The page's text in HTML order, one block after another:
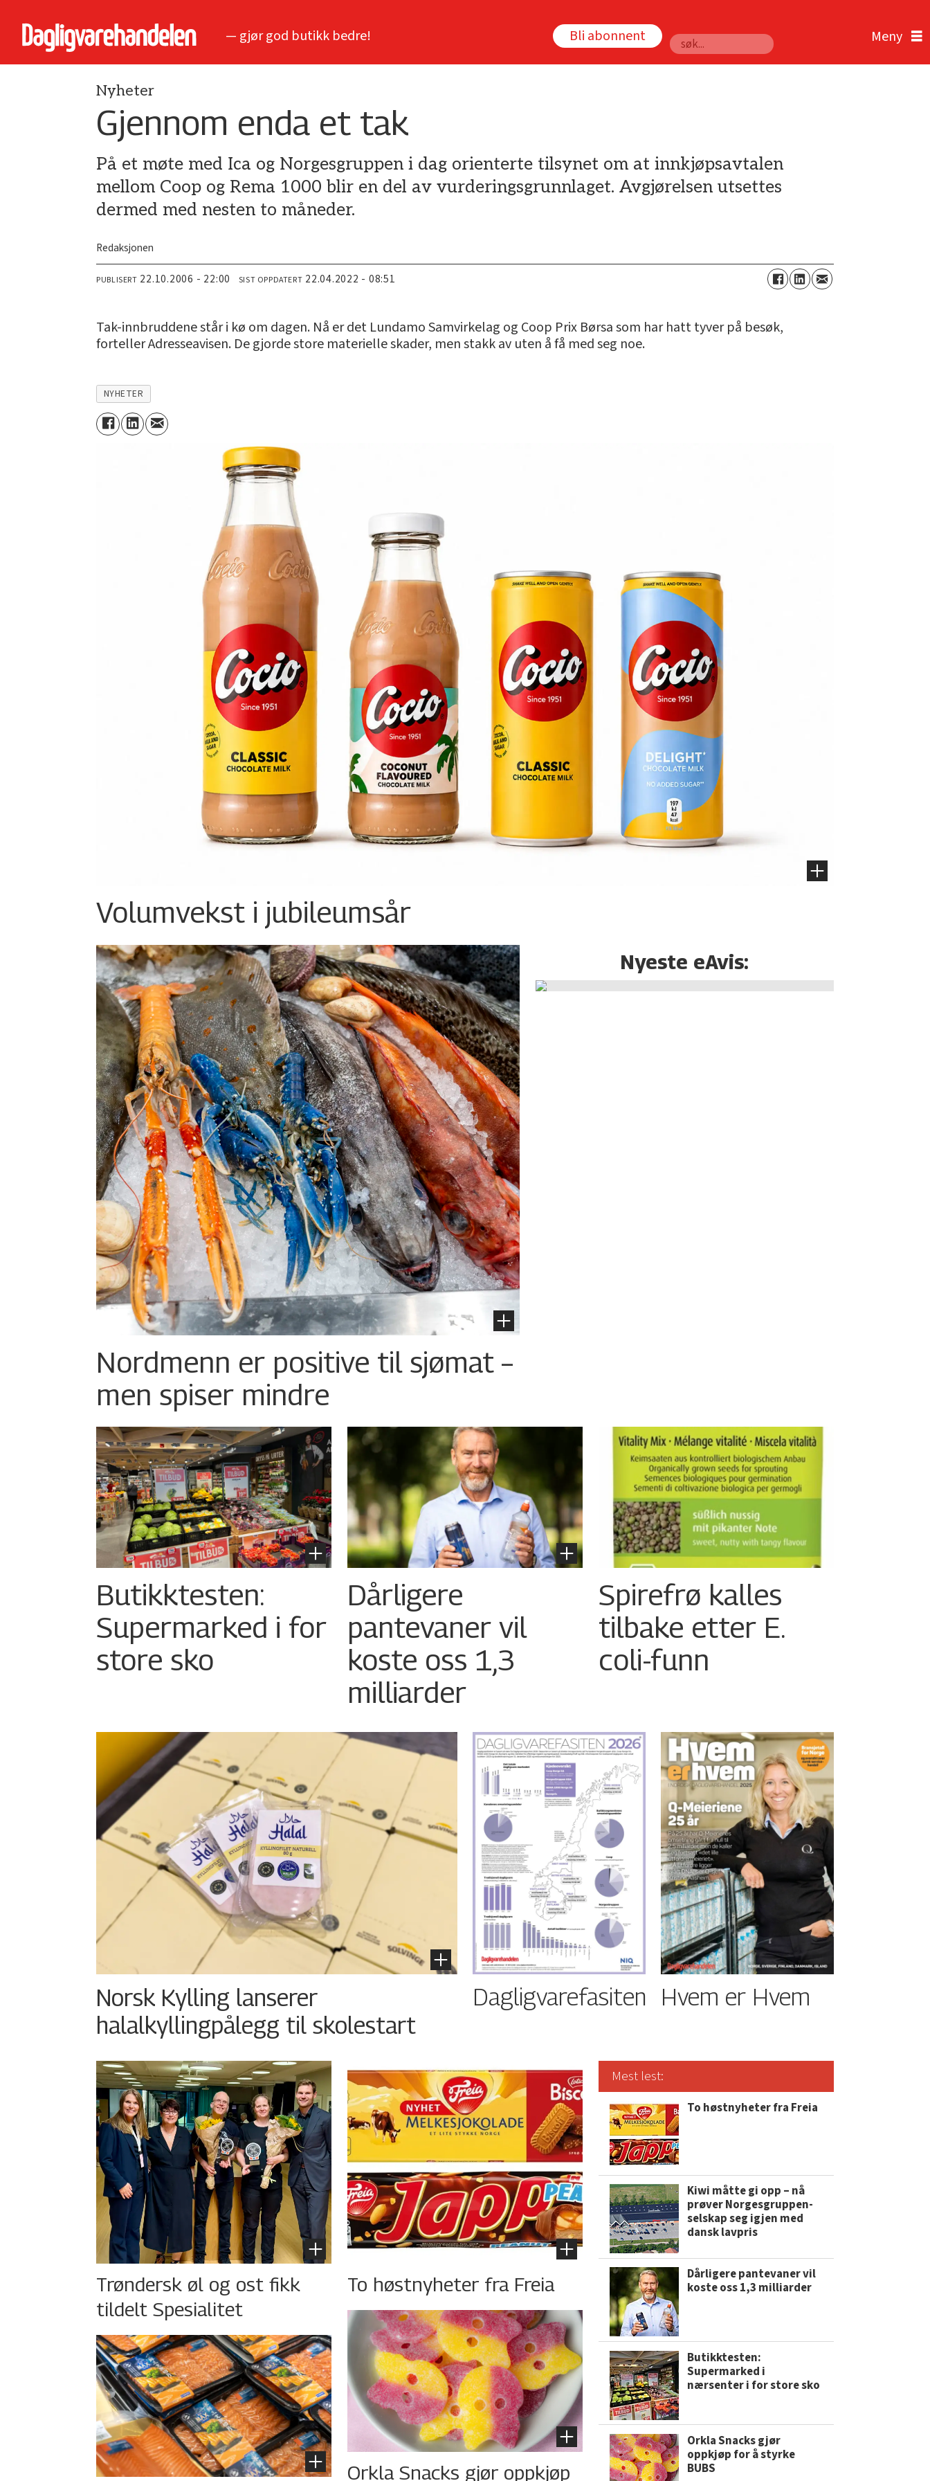
— gjør god butikk bedre! Bli abonnent
Søk
Nyheter
Gjennom enda et tak
På et møte med Ica og Norgesgruppen i dag orienterte tilsynet om at innkjøpsavtalen
mellom Coop og Rema 1000 blir en del av vurderingsgrunnlaget. Avgjørelsen utsettes
dermed med nesten to måneder.
Redaksjonen
PUBLISERT 22.10.2006 - 22:00 SIST OPPDATERT 22.04.2022 - 08:51
Tak-innbruddene står i kø om dagen. Nå er det Lundamo Samvirkelag og Coop Prix Børsa som har hatt tyver på besøk,
forteller Adresseavisen. De gjorde store materielle skader, men stakk av uten å få med seg noe.
NYHETER
Volumvekst i jubileumsår
Nordmenn er positive til sjømat –
men spiser mindre
Nyeste eAvis:
Butikktesten:
Supermarked i for
store sko
Dårligere
pantevaner vil
koste oss 1,3
milliarder
Spirefrø kalles
tilbake etter E.
coli-funn
Norsk Kylling lanserer
halalkyllingpålegg til skolestart
Dagligvarefasiten Hvem er Hvem
Trøndersk øl og ost fikk
tildelt Spesialitet
To høstnyheter fra Freia
Orkla Snacks gjør oppkjøp
Mest lest:
To høstnyheter fra Freia
Kiwi måtte gi opp – nå
prøver Norgesgruppen-
selskap seg igjen med
dansk lavpris
Dårligere pantevaner vil
koste oss 1,3 milliarder
Butikktesten:
Supermarked i
nærsenter i for store sko
Orkla Snacks gjør
oppkjøp for å styrke
BUBS